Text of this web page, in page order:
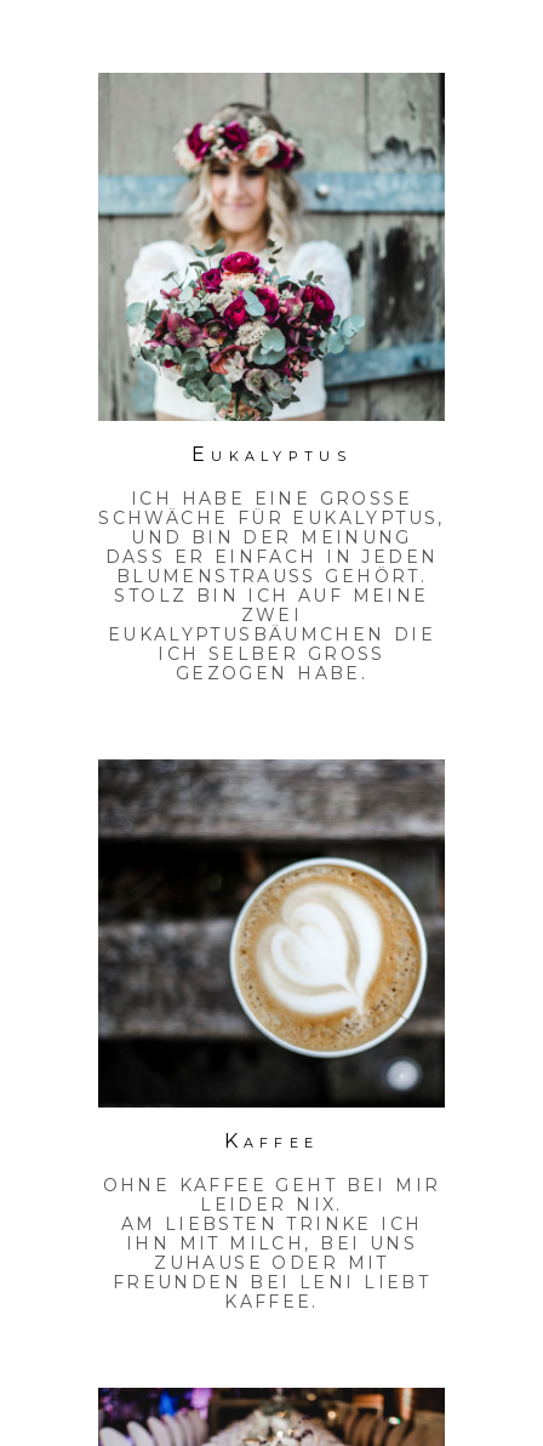
Eukalyptus
ICH HABE EINE GROSSE S
CHWÄCHE FÜR EUKALYPTUS, U
ND BIN DER MEINUNG D
ASS ER EINFACH IN JEDEN B
LUMENSTRAUSS GEHÖRT.
STOLZ BIN ICH AUF MEINE
ZWEI
EUKALYPTUSBÄUMCHEN DIE
ICH SELBER GROSS G
EZOGEN HABE.
Kaffee
OHNE KAFFEE GEHT BEI MIR
LEIDER NIX.
AM LIEBSTEN TRINKE ICH
IHN MIT MILCH, BEI UNS
ZUHAUSE ODER MIT
FREUNDEN BEI LENI LIEBT
KAFFEE.